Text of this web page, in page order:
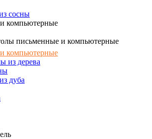
сосны
компьютерные
письменные и компьютерные
компьютерные
из дерева
дуба